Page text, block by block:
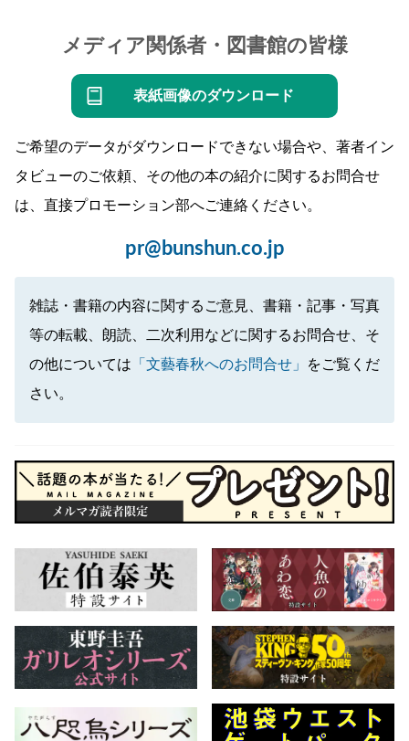
メディア関係者・図書館の皆様
表紙画像のダウンロード
ご希望のデータがダウンロードできない場合や、著者イン
タビューのご依頼、その他の本の紹介に関するお問合せ
は、直接プロモーション部へご連絡ください。
pr@bunshun.co.jp
雑誌・書籍の内容に関するご意見、書籍・記事・写真
等の転載、朗読、二次利用などに関するお問合せ、そ
の他については 「文藝春秋へのお問合せ」
をご覧くだ
さい。